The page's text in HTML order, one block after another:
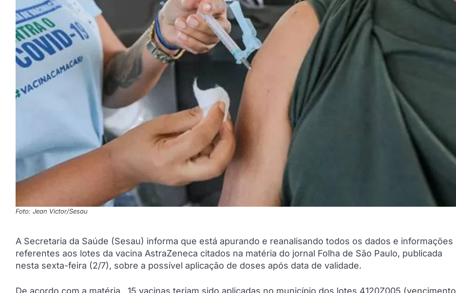
Foto: Jean Victor/Sesau
A Secretaria da Saúde (Sesau) informa que está apurando e reanalisando todos os dados e informações
referentes aos lotes da vacina AstraZeneca citados na matéria do jornal Folha de São Paulo, publicada
nesta sexta-feira (2/7), sobre a possível aplicação de doses após data de validade.
De acordo com a matéria, 15 vacinas teriam sido aplicadas no município dos lotes 4120Z005 (vencimento